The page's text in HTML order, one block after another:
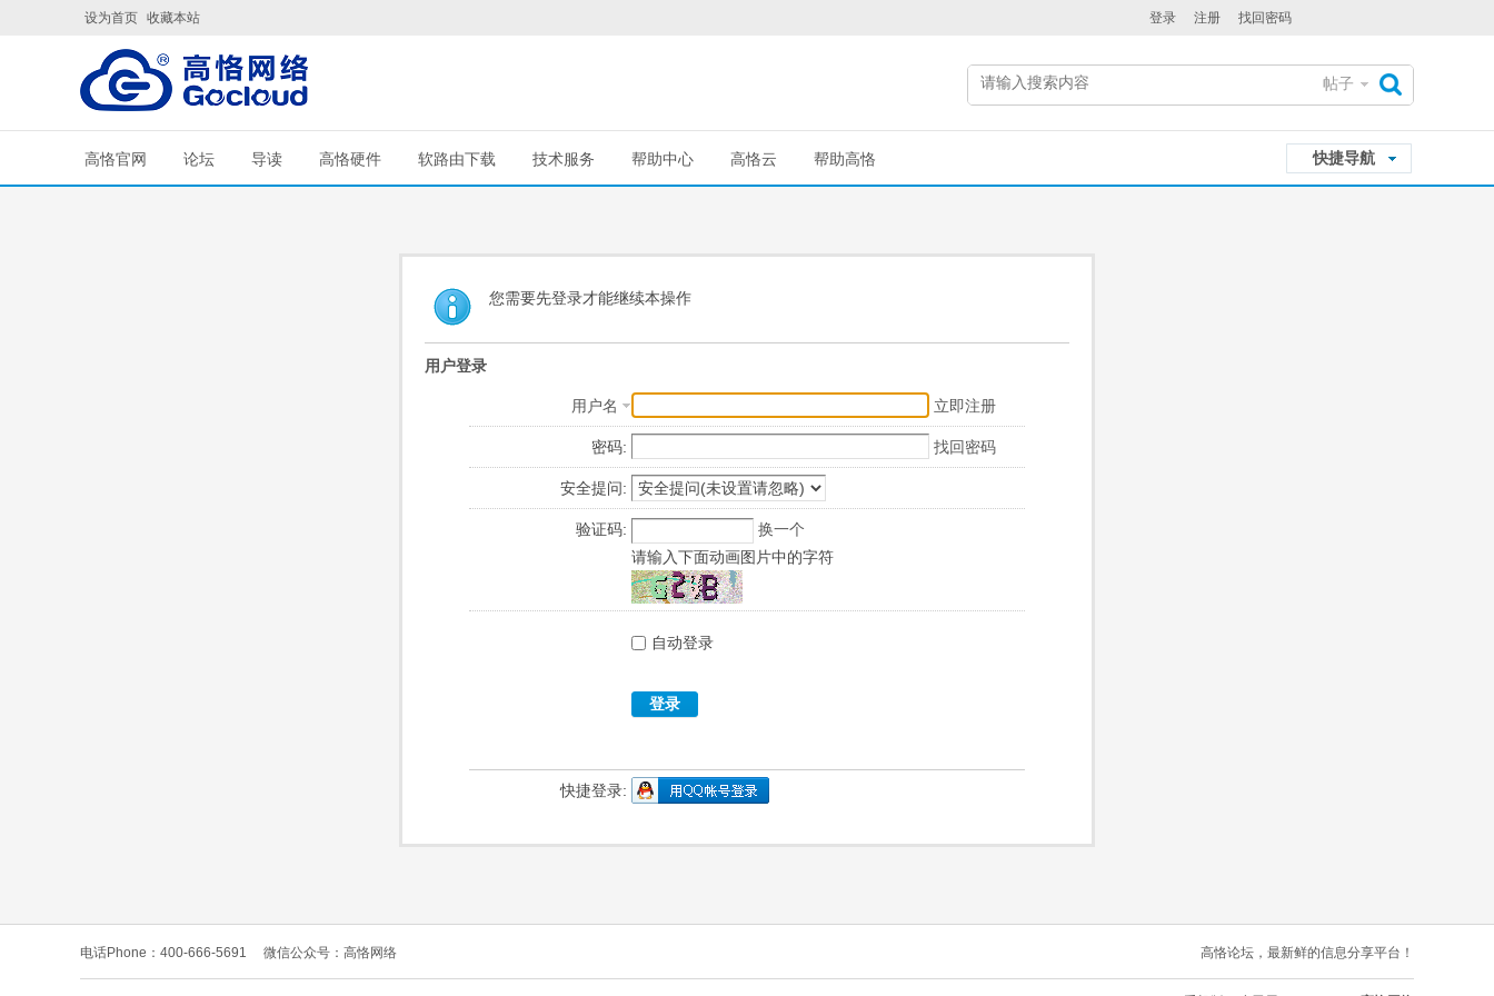
设为首页 收藏本站 登录 注册 找回密码
帖子
快捷导航
高恪官网 论坛 导读 高恪硬件 软路由下载 技术服务 帮助中心 高恪云 帮助高恪
您需要先登录才能继续本操作
用户登录
用户名 立即注册
密码: 找回密码
安全提问:
验证码:
换一个
请输入下面动画图片中的字符
自动登录
登录
快捷登录:
电话Phone：400-666-5691 微信公众号：高恪网络 高恪论坛，最新鲜的信息分享平台！